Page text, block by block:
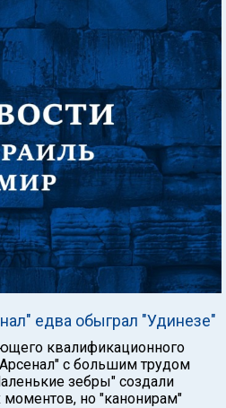
едва обыграл "Удинезе"
квалификационного
с большим трудом
зебры" создали
но "канонирам"